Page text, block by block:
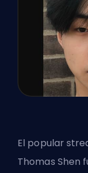
El popular
Thomas Shen